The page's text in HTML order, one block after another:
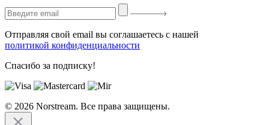
Отправляя свой email вы соглашаетесь с нашей
политикой конфиденциальности
Спасибо за подписку!
© 2026 Norstream. Все права защищены.